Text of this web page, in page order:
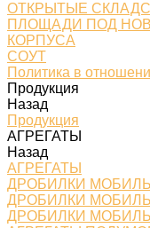
ОТКРЫТЫЕ
ПЛОЩАДИ ПОД
КОРПУСА
СОУТ
Политика в
Продукция
Назад
Продукция
АГРЕГАТЫ
Назад
АГРЕГАТЫ
ДРОБИЛКИ
ДРОБИЛКИ
ДРОБИЛКИ